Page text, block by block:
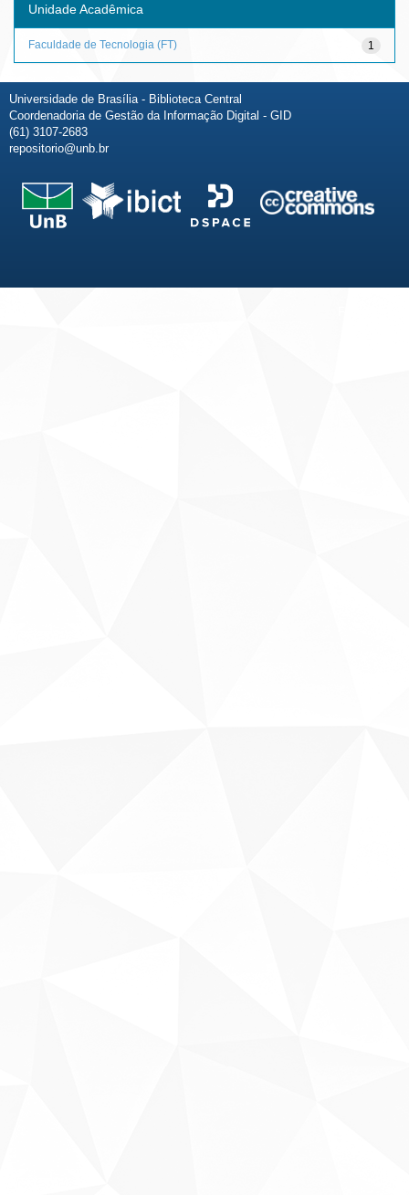
Unidade Acadêmica
1
Faculdade de Tecnologia (FT)
Universidade de Brasília - Biblioteca Central
Coordenadoria de Gestão da Informação Digital - GID
(61) 3107-2683
repositorio@unb.br